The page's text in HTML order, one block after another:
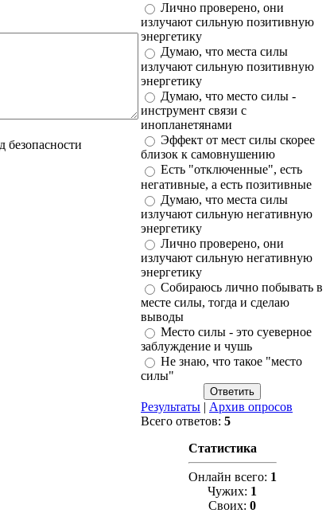
Лично проверено, они
излучают сильную позитивную
энергетику
Думаю, что места силы
излучают сильную позитивную
энергетику
Думаю, что место силы -
инструмент связи с
инопланетянами
Эффект от мест силы скорее
близок к самовнушению
Есть "отключенные", есть
негативные, а есть позитивные
Думаю, что места силы
излучают сильную негативную
энергетику
Лично проверено, они
излучают сильную негативную
энергетику
Собираюсь лично побывать в
месте силы, тогда и сделаю
выводы
Место силы - это суеверное
заблуждение и чушь
Не знаю, что такое "место
силы"
Результаты | Архив опросов
Всего ответов: 5
Статистика
Онлайн всего: 1
Чужих: 1
Своих: 0